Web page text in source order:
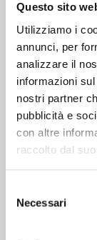
Questo sito
Utilizziamo i
annunci, per
analizzare il
informazioni
nostri partner
pubblicità e
con altre
raccolto dal
delNecessari
Altri